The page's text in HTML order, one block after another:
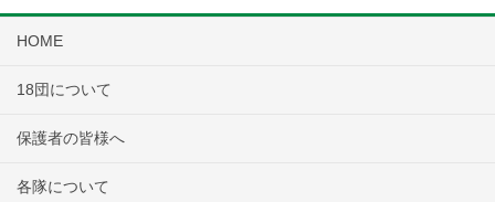
HOME
18団について
保護者の皆様へ
各隊について